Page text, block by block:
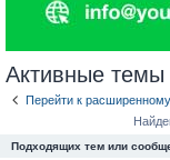
Активные темы
Перейти к
Подходящих тем или